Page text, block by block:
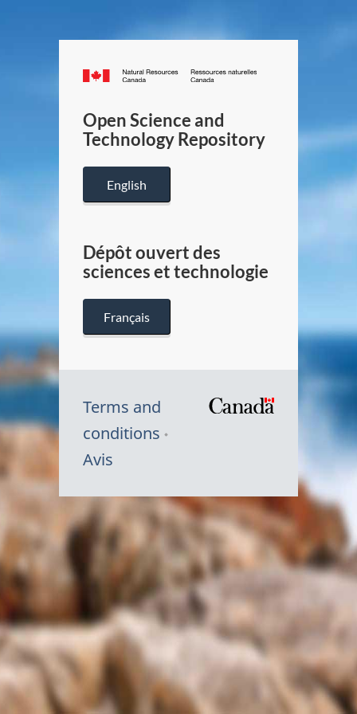
Canada.ca
/
Canada
Open Science and
Technology Repository
English
Dépôt ouvert des
sciences et technologie
Français
Terms and
conditions
Avis
Symbole
du
Canada